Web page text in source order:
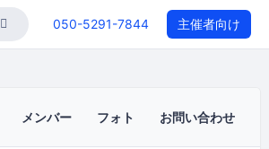
050-5291-7844 主催者向け
メンバー フォト お問い合わせ